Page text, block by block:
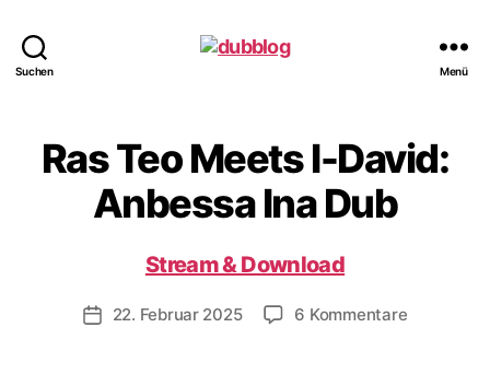
Suchen Menü
Ras Teo Meets I-David:
Anbessa Ina Dub
Stream & Download
Veröffentlichungsdatum
22. Februar 2025 6 Kommentarezu